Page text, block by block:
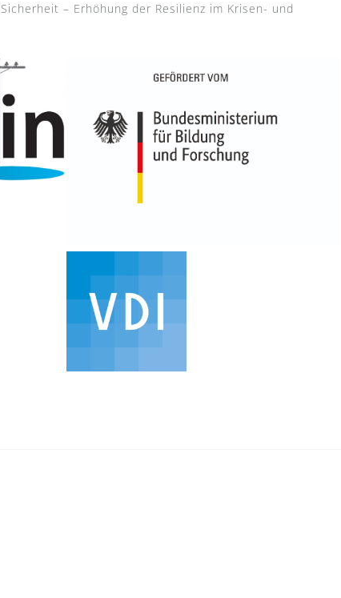
– Erhöhung der Resilienz im Krisen- und